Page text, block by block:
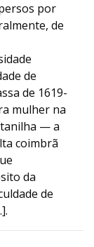
por
de
de
de 1619-
mulher na
— a
coimbrã
da
de